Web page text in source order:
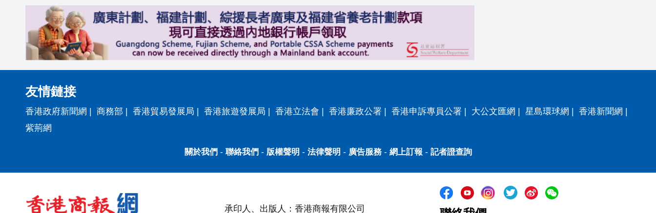
友情鏈接
香港政府新聞網 商務部 香港貿易發展局 香港旅遊發展局 香港立法會 香港廉政公署 香港申訴專員公署 大公文匯網 星島環球網 香港新聞網
紫荊網
關於我們 - 聯絡我們 - 版權聲明 - 法律聲明 - 廣告服務- 網上訂報 - 記者證查詢
承印人、出版人：香港商報有限公司